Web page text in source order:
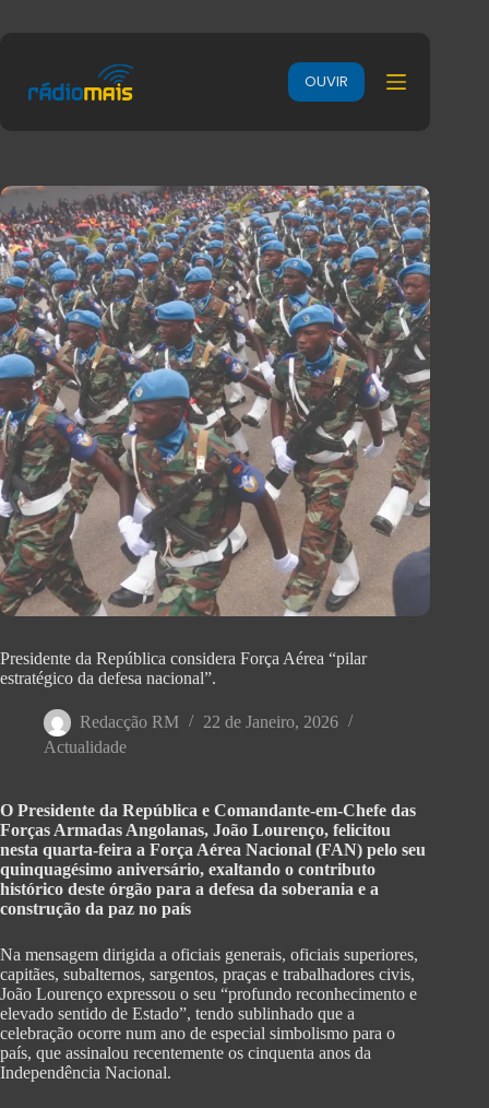
OUVIR
Presidente da República considera Força Aérea “pilar
estratégico da defesa nacional”.
Redacção RM
22 de Janeiro, 2026
Actualidade
O Presidente da República e Comandante-em-Chefe das
Forças Armadas Angolanas, João Lourenço, felicitou
nesta quarta-feira a Força Aérea Nacional (FAN) pelo seu
quinquagésimo aniversário, exaltando o contributo
histórico deste órgão para a defesa da soberania e a
construção da paz no país
Na mensagem dirigida a oficiais generais, oficiais superiores,
capitães, subalternos, sargentos, praças e trabalhadores civis,
João Lourenço expressou o seu “profundo reconhecimento e
elevado sentido de Estado”, tendo sublinhado que a
celebração ocorre num ano de especial simbolismo para o
país, que assinalou recentemente os cinquenta anos da
Independência Nacional.